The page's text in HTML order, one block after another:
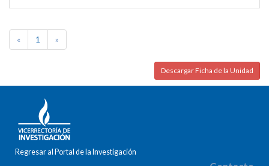
« 1 »
Descargar Ficha de la Unidad
Regresar al Portal de la Investigación